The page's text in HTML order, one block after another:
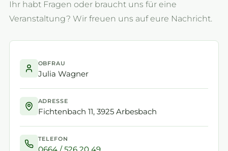
Ihr habt Fragen oder braucht uns für eine
Veranstaltung? Wir freuen uns auf eure Nachricht.
OBFRAU
Julia Wagner
ADRESSE
Fichtenbach 11, 3925 Arbesbach
TELEFON